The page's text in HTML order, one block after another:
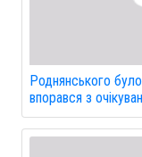
Роднянського
впорався з